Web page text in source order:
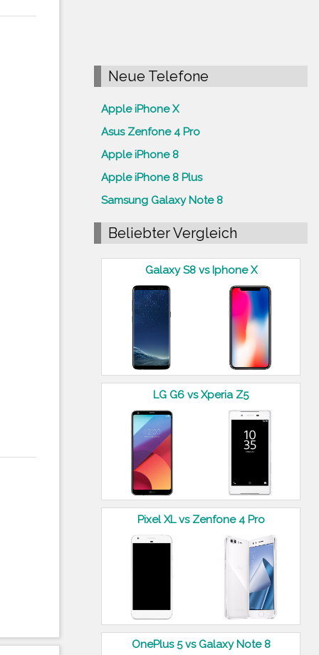
Neue Telefone
Apple iPhone X
Asus Zenfone 4 Pro
Apple iPhone 8
Apple iPhone 8 Plus
Samsung Galaxy Note 8
Beliebter Vergleich
Galaxy S8 vs Iphone X
LG G6 vs Xperia Z5
Pixel XL vs Zenfone 4 Pro
OnePlus 5 vs Galaxy Note 8